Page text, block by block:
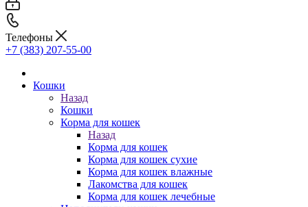
Телефоны
+7 (383) 207-55-00
Кошки
Назад
Кошки
Корма для кошек
Назад
Корма для кошек
Корма для кошек сухие
Корма для кошек влажные
Лакомства для кошек
Корма для кошек лечебные